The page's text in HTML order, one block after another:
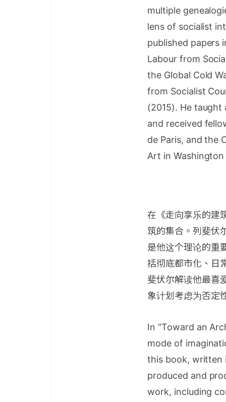
multiple
lens of socialist
published papers
Labour from
the Global Cold
from Socialist
(2015). He taught
and received
de Paris, and the
Art in Washington
在《走向享乐的建
筑的集合。列斐伏
是他这个理论的重
括彻底都市化、日
斐伏尔解读他最喜
象计划考虑为否定
In “Toward an
mode of
this book, written
produced and
work, including